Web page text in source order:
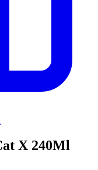
X 240Ml